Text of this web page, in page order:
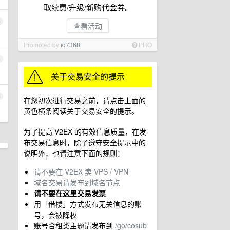
取续费/升级/新购代金券。
查看活动
Promoted byid7368 PRO
在您初次进行交易之前，请点击上面的
黄色横条阅读关于交易安全的提示。
为了提高 V2EX 的有效信息质量，在发
布交易信息时，除了遵守安全提示中的
说明外，也请注意下面的规则：
请不要在 V2EX 卖 VPS / VPN
域名交易请发布到域名节点
请不要在这里交易发票
用「借楼」方式发布无关信息的账
号，会被降权
账号合租类主题请发布到 /go/cosub